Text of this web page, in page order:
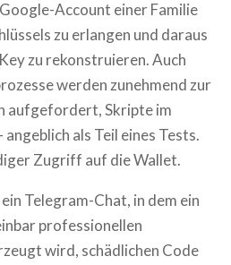
Account einer Familie
zu erlangen und daraus
zu rekonstruieren. Auch
werden zunehmend zur
aufgefordert, Skripte im
als Teil eines Tests.
Zugriff auf die Wallet.
Telegram-Chat, in dem ein
professionellen
wird, schädlichen Code